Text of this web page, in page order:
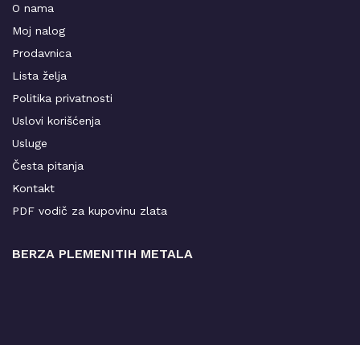
O nama
Moj nalog
Prodavnica
Lista želja
Politika privatnosti
Uslovi korišćenja
Usluge
Česta pitanja
Kontakt
PDF vodič za kupovinu zlata
BERZA PLEMENITIH METALA